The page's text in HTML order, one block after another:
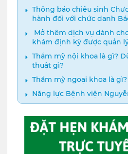
Thông báo chiêu sinh
hành đối với chức danh
dưỡng năm 2024
Mở thêm dịch vụ dành
khám định kỳ được quản
Thẩm mỹ nội khoa là gì?
thuật gì?
Thẩm mỹ ngoại khoa là gì?
Năng lực Bệnh viện